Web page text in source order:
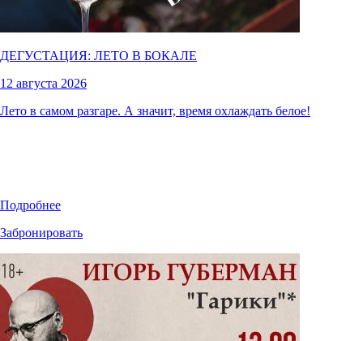
ДЕГУСТАЦИЯ: ЛЕТО В БОКАЛЕ
12 августа 2026
Лето в самом разгаре. А значит, время охлаждать белое!
Подробнее
Забронировать